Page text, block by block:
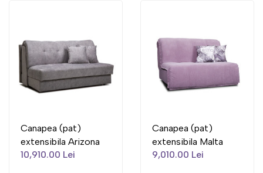
Canapea (pat)
extensibila Arizona
10,910.00 Lei
Canapea (pat)
extensibila Malta
9,010.00 Lei